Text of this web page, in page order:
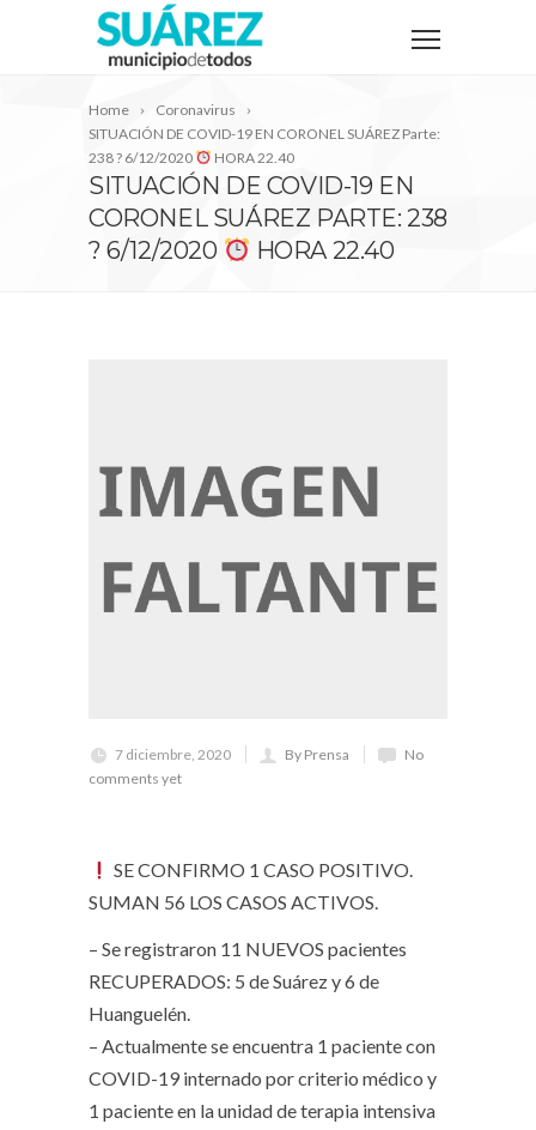
Home
Coronavirus
SITUACIÓN DE COVID-19 EN CORONEL SUÁREZ Parte:
238 ? 6/12/2020
HORA 22.40
SITUACIÓN DE COVID-19 EN
CORONEL SUÁREZ PARTE: 238
? 6/12/2020
HORA 22.40
7 diciembre, 2020 By Prensa
No
comments yet
SE CONFIRMO 1 CASO POSITIVO.
SUMAN 56 LOS CASOS ACTIVOS.
– Se registraron 11 NUEVOS pacientes
RECUPERADOS: 5 de Suárez y 6 de
Huanguelén.
– Actualmente se encuentra 1 paciente con
COVID-19 internado por criterio médico y
1 paciente en la unidad de terapia intensiva